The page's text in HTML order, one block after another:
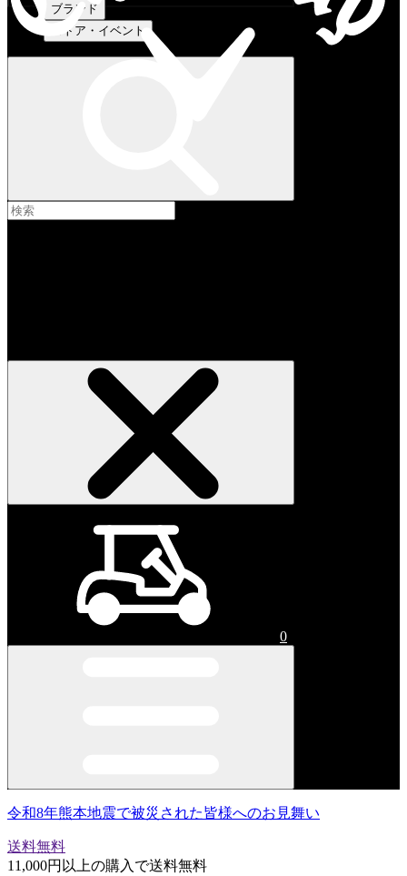
ブランド
ストア・イベント
0
令和8年熊本地震で被災された皆様へのお見舞い
送料無料
11,000円以上の購入で送料無料